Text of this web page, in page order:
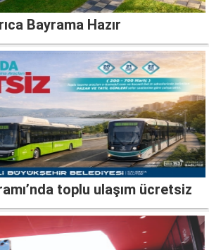
Bayrama Hazır
toplu ulaşım ücretsiz